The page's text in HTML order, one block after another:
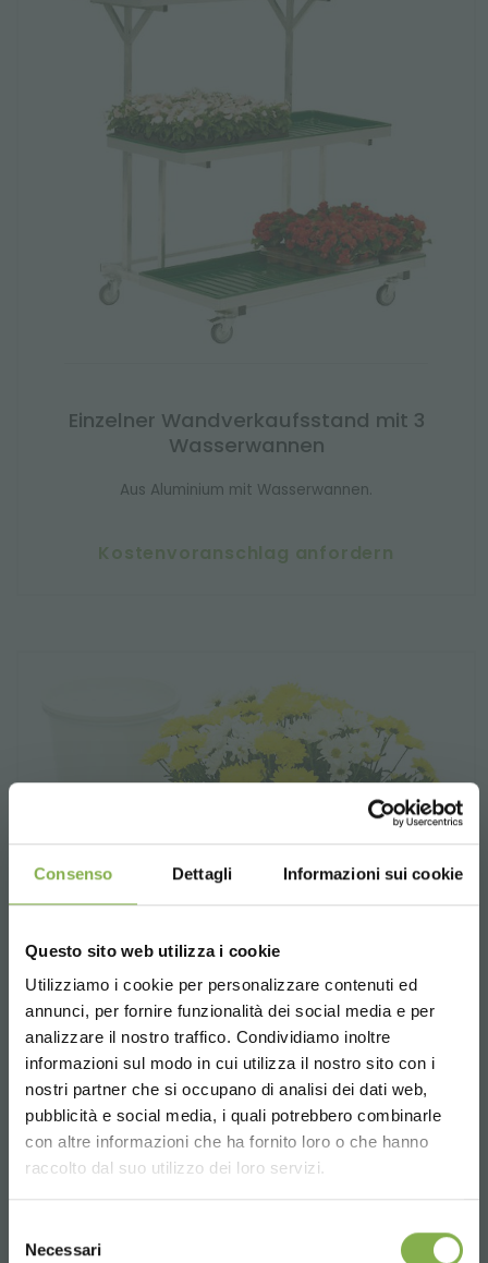
Consenso Dettagli Informazioni sui cookie
Questo sito web utilizza i cookie
Utilizziamo i cookie per personalizzare contenuti ed
annunci, per fornire funzionalità dei social media e per
analizzare il nostro traffico. Condividiamo inoltre
informazioni sul modo in cui utilizza il nostro sito con i
nostri partner che si occupano di analisi dei dati web,
pubblicità e social media, i quali potrebbero combinarle
con altre informazioni che ha fornito loro o che hanno
raccolto dal suo utilizzo dei loro servizi.
delNecessari
Einzelner Wandverkaufsstand mit 3
Wasserwannen
Aus Aluminium mit Wasserwannen.
Kostenvoranschlag anfordern
Flora 2 Verkaufsstand mit Vasen
Choose the country you are in and your
language for a better browsing experience
TAUCHE EIN IN UNSERE
WELT!
Ein kleines Geschenk für dich...
5 % Rabattauf deine erste Bestellung *
2 % Rabatt immerauf tutti deine
zukünftigen Einkäufe *
ab einem Bestellwert
von 15.000 €